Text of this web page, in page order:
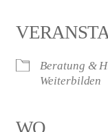
Beratung &
Weiterbilden
WO